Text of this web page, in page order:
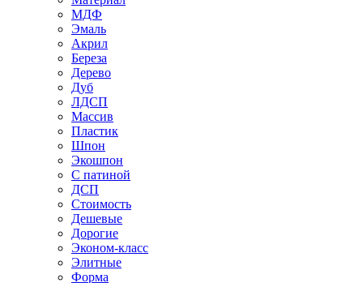
МДФ
Эмаль
Акрил
Береза
Дерево
Дуб
ЛДСП
Массив
Пластик
Шпон
Экошпон
С патиной
ДСП
Стоимость
Дешевые
Дорогие
Эконом-класс
Элитные
Форма